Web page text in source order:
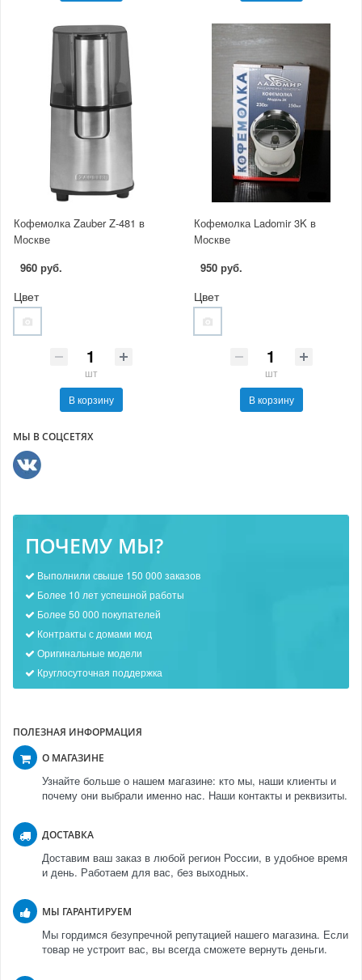
Кофемолка Zauber Z-481 в
Москве
960 руб.
Цвет
шт
В корзину
Кофемолка Ladomir 3K в
Москве
950 руб.
Цвет
шт
В корзину
МЫ В СОЦСЕТЯХ
ПОЧЕМУ МЫ?
Выполнили свыше 150 000 заказов
Более 10 лет успешной работы
Более 50 000 покупателей
Контракты с домами мод
Оригинальные модели
Круглосуточная поддержка
ПОЛЕЗНАЯ ИНФОРМАЦИЯ
О МАГАЗИНЕ
Узнайте больше о нашем магазине: кто мы, наши клиенты и
почему они выбрали именно нас. Наши контакты и реквизиты.
ДОСТАВКА
Доставим ваш заказ в любой регион России, в удобное время
и день. Работаем для вас, без выходных.
МЫ ГАРАНТИРУЕМ
Мы гордимся безупречной репутацией нашего магазина. Если
товар не устроит вас, вы всегда сможете вернуть деньги.